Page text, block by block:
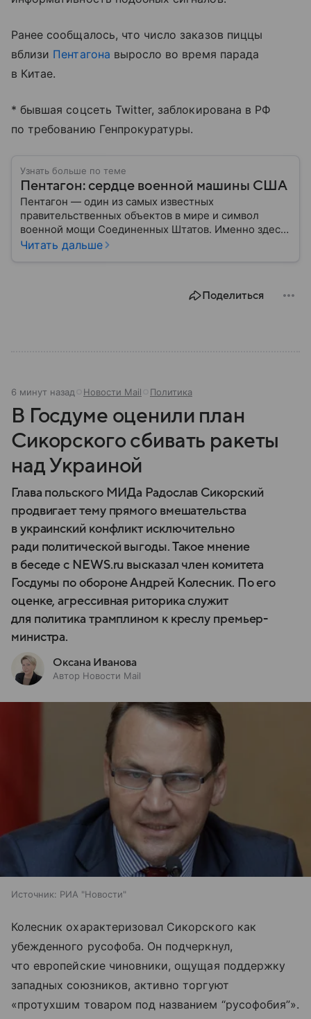
Ранее сообщалось, что число заказов пиццы
вблизи Пентагона выросло во время парада
в Китае.
* бывшая соцсеть Twitter, заблокирована в РФ
по требованию Генпрокуратуры.
Узнать больше по теме
Пентагон: сердце военной машины США
Пентагон — один из самых известных
правительственных объектов в мире и символ
военной мощи Соединенных Штатов. Именно здесь
располагается штаб-квартира Министерства
Читать дальше
Поделиться
6 минут назад Новости Mail Политика
В Госдуме оценили план
Сикорского сбивать ракеты
над Украиной
Глава польского МИДа Радослав Сикорский
продвигает тему прямого вмешательства
в украинский конфликт исключительно
ради политической выгоды. Такое мнение
в беседе с NEWS.ru высказал член комитета
Госдумы по обороне Андрей Колесник. По его
оценке, агрессивная риторика служит
для политика трамплином к креслу премьер-
министра.
Оксана Иванова
Автор Новости Mail
Источник: РИА "Новости"
Колесник охарактеризовал Сикорского как
убежденного русофоба. Он подчеркнул,
что европейские чиновники, ощущая поддержку
западных союзников, активно торгуют
«протухшим товаром под названием “русофобия”».